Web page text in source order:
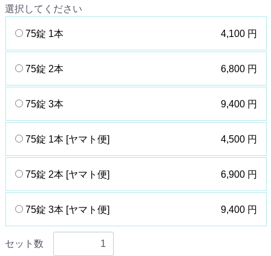
選択してください
75錠 1本 4,100 円
75錠 2本 6,800 円
75錠 3本 9,400 円
75錠 1本 [ヤマト便] 4,500 円
75錠 2本 [ヤマト便] 6,900 円
75錠 3本 [ヤマト便] 9,400 円
セット数